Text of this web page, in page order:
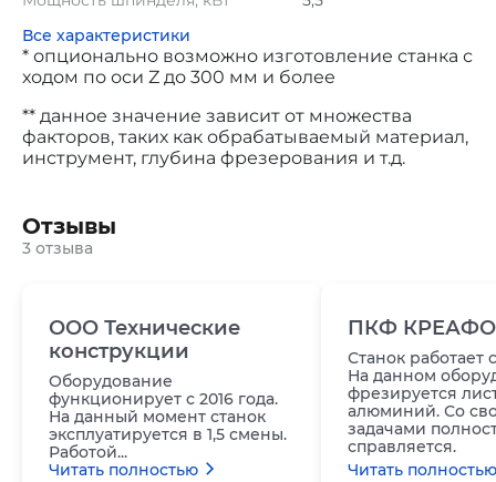
Все характеристики
* опционально возможно изготовление станка с
ходом по оси Z до 300 мм и более
** данное значение зависит от множества
факторов, таких как обрабатываемый материал,
инструмент, глубина фрезерования и т.д.
Отзывы
3 отзыва
ООО Технические
конструкции
Оборудование
функционирует с 2016 года.
На данный момент станок
эксплуатируется в 1,5 смены.
Работой...
Читать полностью
ПКФ
Станок работает
На данном
фрезируется
алюминий. Со
задачами
справляется.
Читать полностью